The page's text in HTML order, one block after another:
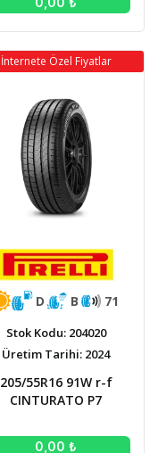
İnternete Özel Fiyatlar
D B 71
Stok Kodu: 204020
Üretim Tarihi: 2024
205/55R16 91W r-f
CINTURATO P7
0,00 ₺